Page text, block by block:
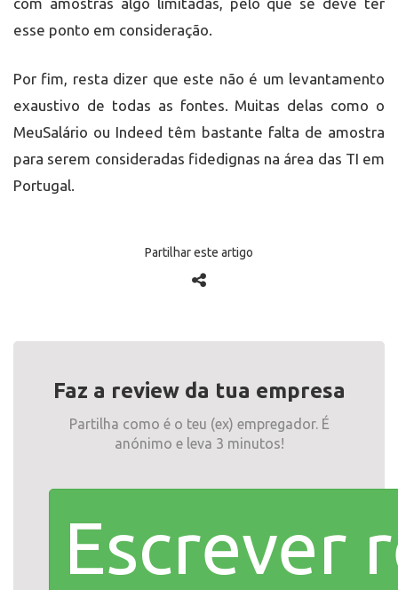
esse ponto em consideração.
Por fim, resta dizer que este não é um levantamento
exaustivo de todas as fontes. Muitas delas como o
MeuSalário ou Indeed têm bastante falta de amostra
para serem consideradas fidedignas na área das TI em
Portugal.
Partilhar este artigo
Faz a review da tua empresa
Partilha como é o teu (ex) empregador. É
anónimo e leva 3 minutos!
Escrever